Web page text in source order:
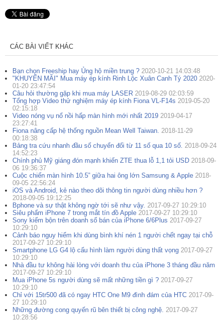
CÁC BÀI VIẾT KHÁC
Bạn chọn Freeship hay Ủng hộ miền trung ? 2020-10-21 14:03:48
"KHUYẾN MÃI" Mua máy ép kính Rinh Lộc Xuân Canh Tý 2020 2020-
01-20 23:47:54
Câu hỏi thường gặp khi mua máy LASER 2019-08-29 02:03:59
Tổng hợp Video thử nghiệm máy ép kính Fiona VL-F14s 2019-05-20
02:15:18
Video nóng vụ nổ nồi hấp màn hình mới nhất 2019 2019-04-17
23:27:41
Fiona nâng cấp hệ thống nguồn Mean Well Taiwan. 2018-11-29
00:18:38
Bảng tra cứu nhanh đầu số chuyển đổi từ 11 số qua 10 số. 2018-09-24
14:52:23
Chính phủ Mỹ giáng đón mạnh khiến ZTE thua lỗ 1,1 tỏi USD 2018-09-
06 19:36:37
Cuộc chiến màn hình 10.5” giữa hai ông lớn Samsung & Apple 2018-
09-05 22:56:24
iOS và Android, kẻ nào theo dõi thông tin người dùng nhiều hơn ?
2018-09-05 19:12:25
Bphone và sự thật không ngờ tới sẽ như vậy. 2017-09-27 10:29:10
Siêu phẩm iPhone 7 trong mắt tín đồ Apple 2017-09-27 10:29:10
Sony kiếm bộn trên doanh số bán của iPhone 6/6Plus 2017-09-27
10:29:10
Cảnh báo nguy hiểm khi dùng bình khí nén 1 người chết ngay tại chỗ
2017-09-27 10:29:10
Smartphone LG G4 lộ cấu hình làm người dùng thất vọng 2017-09-27
10:29:10
Nhà đầu tư không hài lòng với doanh thu của iPhone 3 tháng đầu năm
2017-09-27 10:29:10
Mua iPhone 5s người dùng sẽ mất những tiền gì ? 2017-09-27
10:29:10
Chỉ với 15tr500 đã có ngay HTC One M9 đình đám của HTC 2017-09-
27 10:29:10
Những đường cong quyến rũ bên thiết bị công nghệ. 2017-09-27
10:28:56